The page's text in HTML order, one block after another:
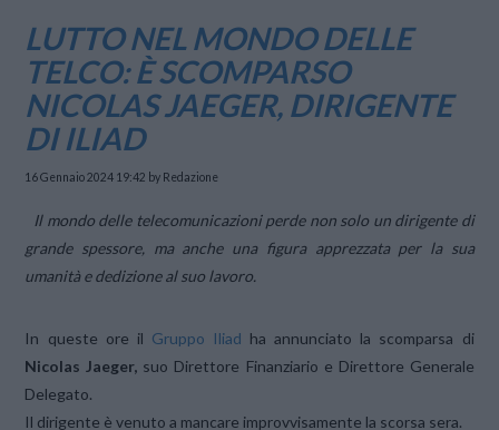
LUTTO NEL MONDO DELLE
TELCO: È SCOMPARSO
NICOLAS JAEGER, DIRIGENTE
DI ILIAD
16 Gennaio 2024 19:42 by Redazione
Il mondo delle telecomunicazioni perde non solo un dirigente di
grande spessore, ma anche una figura apprezzata per la sua
umanità e dedizione al suo lavoro.
In queste ore il Gruppo Iliad ha annunciato la scomparsa di
Nicolas Jaeger, suo Direttore Finanziario e Direttore Generale
Delegato.
Il dirigente è venuto a mancare improvvisamente la scorsa sera.